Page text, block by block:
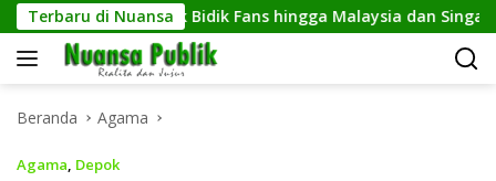
Langsung
ke
konten
Terbaru di Nuansa
CFD Depok Bidik Fans hingga Malaysia dan Singapura
Beranda Agama
Agama, Depok